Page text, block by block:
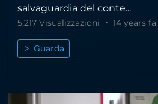
salvaguardia del conte...
5,217 Visualizzazioni 14 years fa
Guarda